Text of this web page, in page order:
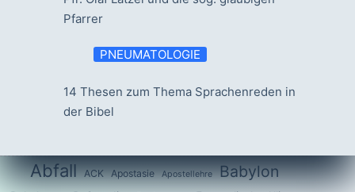
Pfarrer
PNEUMATOLOGIE
14 Thesen zum Thema Sprachenreden in
der Bibel
Abfall ACK Apostasie Apostellehre Babylon